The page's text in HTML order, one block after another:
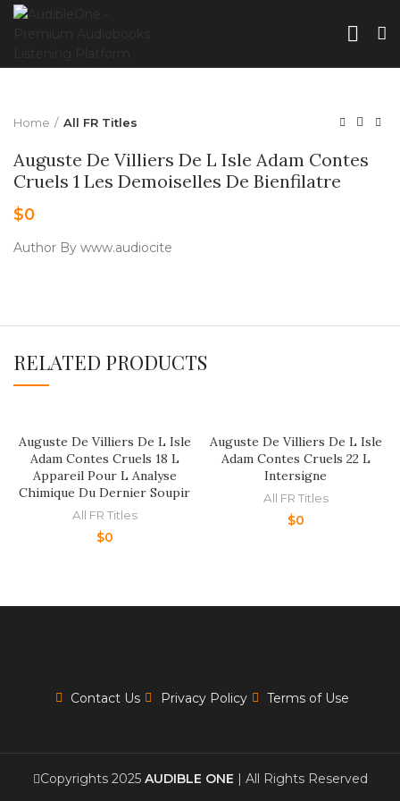
Home All FR Titles
Auguste De Villiers De L Isle Adam Contes
Cruels 1 Les Demoiselles De Bienfilatre
$0
Author By www.audiocite
RELATED PRODUCTS
Auguste De Villiers De L Isle
Adam Contes Cruels 18 L
Appareil Pour L Analyse
Chimique Du Dernier Soupir
All FR Titles
$0
Auguste De Villiers De L Isle
Adam Contes Cruels 22 L
Intersigne
All FR Titles
$0
Contact Us Privacy Policy Terms of Use
Copyrights 2025 AUDIBLE ONE | All Rights Reserved